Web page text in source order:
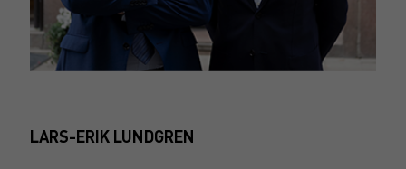
LARS-ERIK LUNDGREN